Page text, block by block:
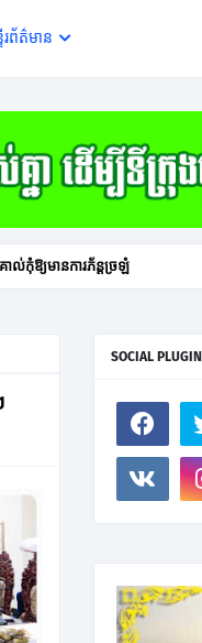
រព័ត៌មាន
ល់កុំឱ្យមានការភ័ន្តច្រឡំ
SOCIAL PLUGIN